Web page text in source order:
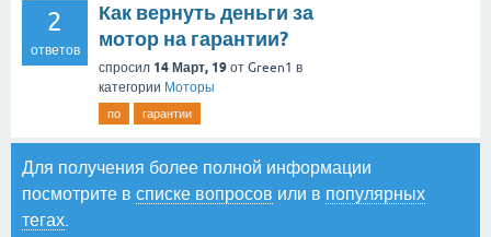
2
ответов
Как вернуть деньги за
мотор на гарантии?
спросил 14 Март, 19 от Green1 в
категории Моторы
по гарантии
Для получения более полной информации
посмотрите в списке вопросов или в популярных
тегах